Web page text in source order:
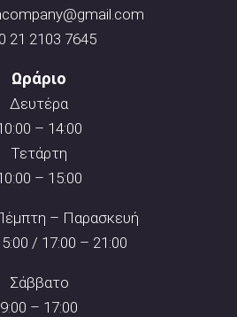
21 2103 7645
Ωράριο
Δευτέρα
– 14:00
Τετάρτη
– 15:00
– Παρασκευή
/ 17:00 – 21:00
Σάββατο
9:00 – 17:00